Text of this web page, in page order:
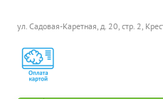
ул. Садовая-Каретная, д. 20, стр. 2,